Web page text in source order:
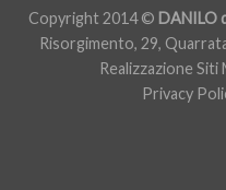
Copyright 2014 © DANILO
Risorgimento, 29,
Realizzazione Siti
Privacy